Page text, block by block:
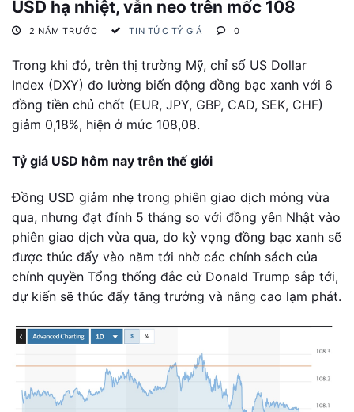
USD hạ nhiệt, vẫn neo trên mốc 108
2 NĂM TRƯỚC TIN TỨC TỶ GIÁ 0
Trong khi đó, trên thị trường Mỹ, chỉ số US Dollar
Index (DXY) đo lường biến động đồng bạc xanh với 6
đồng tiền chủ chốt (EUR, JPY, GBP, CAD, SEK, CHF)
giảm 0,18%, hiện ở mức 108,08.
Tỷ giá USD hôm nay trên thế giới
Đồng USD giảm nhẹ trong phiên giao dịch mỏng vừa
qua, nhưng đạt đỉnh 5 tháng so với đồng yên Nhật vào
phiên giao dịch vừa qua, do kỳ vọng đồng bạc xanh sẽ
được thúc đẩy vào năm tới nhờ các chính sách của
chính quyền Tổng thống đắc cử Donald Trump sắp tới,
dự kiến sẽ thúc đẩy tăng trưởng và nâng cao lạm phát.